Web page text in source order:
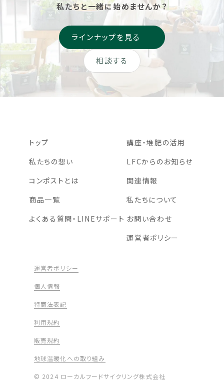
私たちと一緒に始めませんか？
相談する
ラインナップを見る
トップ
私たちの想い
コンポストとは
商品一覧
よくある質問・LINEサポート
講座・堆肥の活用
LFCからのお知らせ
関連情報
私たちについて
お問い合わせ
運営者ポリシー
© 2024 ローカルフードサイクリング株式会社
運営者ポリシー
個人情報
特商法表記
利用規約
販売規約
地球温暖化への取り組み